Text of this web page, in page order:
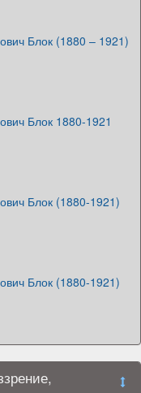
Блок (1880 – 1921)
Блок 1880-1921
Блок (1880-1921)
Блок (1880-1921)